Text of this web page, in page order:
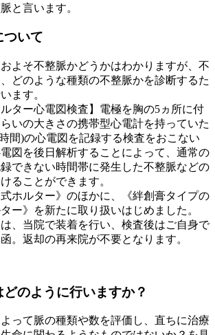
と言います。
ついて
よそ不整脈かどうかはわかりますが、不
どのような種類の不整脈かを診断するた
ます。
ター心電図検査】電極を胸の5ヵ所に付
いの大きさの携帯型心電計を持っていた
間)の心電図を記録する検査をおこない
図を後日解析することによって、通常の
できない時間帯に発生した不整脈などの
ることができます。
式ホルター》のほかに、《絆創膏タイプの
ー》を新たに取り扱いはじめました。
、当院で装着を行い、検査後はご自身で
。返却の再来院が不要となります。
のように行いますか？
って脈の種類や数を評価し、直ちに治療